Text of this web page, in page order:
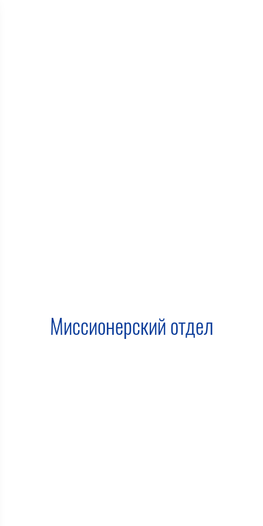
Миссионерский отдел